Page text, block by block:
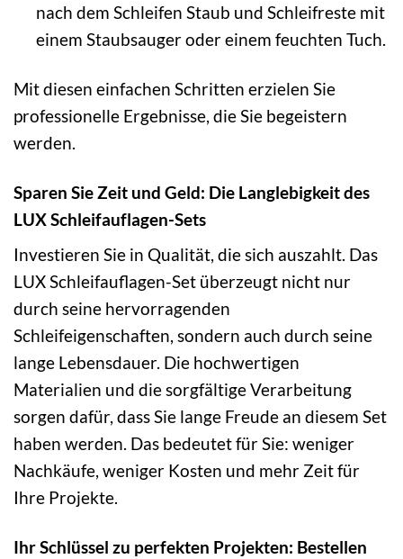
nach dem Schleifen Staub und Schleifreste mit
einem Staubsauger oder einem feuchten Tuch.
Mit diesen einfachen Schritten erzielen Sie
professionelle Ergebnisse, die Sie begeistern
werden.
Sparen Sie Zeit und Geld: Die Langlebigkeit des
LUX Schleifauflagen-Sets
Investieren Sie in Qualität, die sich auszahlt. Das
LUX Schleifauflagen-Set überzeugt nicht nur
durch seine hervorragenden
Schleifeigenschaften, sondern auch durch seine
lange Lebensdauer. Die hochwertigen
Materialien und die sorgfältige Verarbeitung
sorgen dafür, dass Sie lange Freude an diesem Set
haben werden. Das bedeutet für Sie: weniger
Nachkäufe, weniger Kosten und mehr Zeit für
Ihre Projekte.
Ihr Schlüssel zu perfekten Projekten: Bestellen